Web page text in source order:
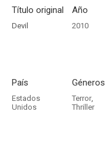
Título original
Devil
Año
2010
País
Estados
Unidos
Géneros
Terror,
Thriller